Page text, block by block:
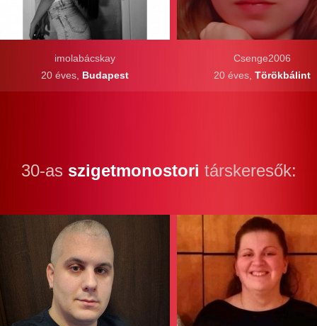
imolabácskay
20 éves, Budapest
Csenge2006
20 éves, Törökbálint
30-as szigetmonostori társkeresők: